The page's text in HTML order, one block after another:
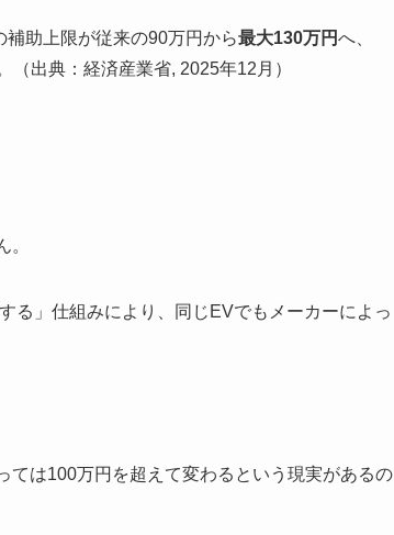
助上限が従来の90万円から最大130万円へ、
出典：経済産業省, 2025年12月）
る」仕組みにより、同じEVでもメーカーによっ
ては100万円を超えて変わるという現実があるの